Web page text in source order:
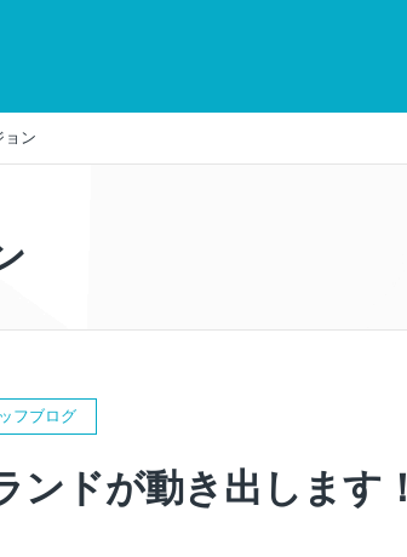
ョン
フブログ
ンドが動き出します！